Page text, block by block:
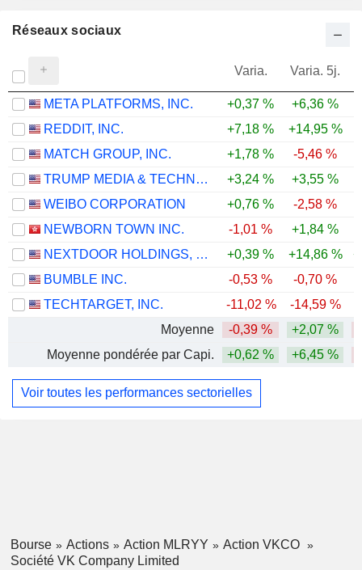
Réseaux sociaux
Varia. Varia. 5j.
META PLATFORMS, INC. +0,37 % +6,36 %
REDDIT, INC.
+7,18 % +14,95 %
MATCH GROUP, INC.
+1,78 % -5,46 %
TRUMP MEDIA & TECHNOLOGY GROUP CORP.
+3,24 % +3,55 %
WEIBO CORPORATION
+0,76 % -2,58 %
NEWBORN TOWN INC.
-1,01 % +1,84 %
NEXTDOOR HOLDINGS, INC.
+0,39 % +14,86 %
BUMBLE INC.
-0,53 % -0,70 %
TECHTARGET, INC.
-11,02 % -14,59 %
Moyenne
-0,39 % +2,07 %
Moyenne pondérée par Capi.
+0,62 % +6,45 %
Voir toutes les performances sectorielles
Bourse Actions Action MLRYY
Action VKCO
Société VK Company Limited